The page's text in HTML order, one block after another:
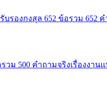
บรองกงสุล 652 ข้อรวม 652
รวม 500 คำถามจริงเรื่องงาน